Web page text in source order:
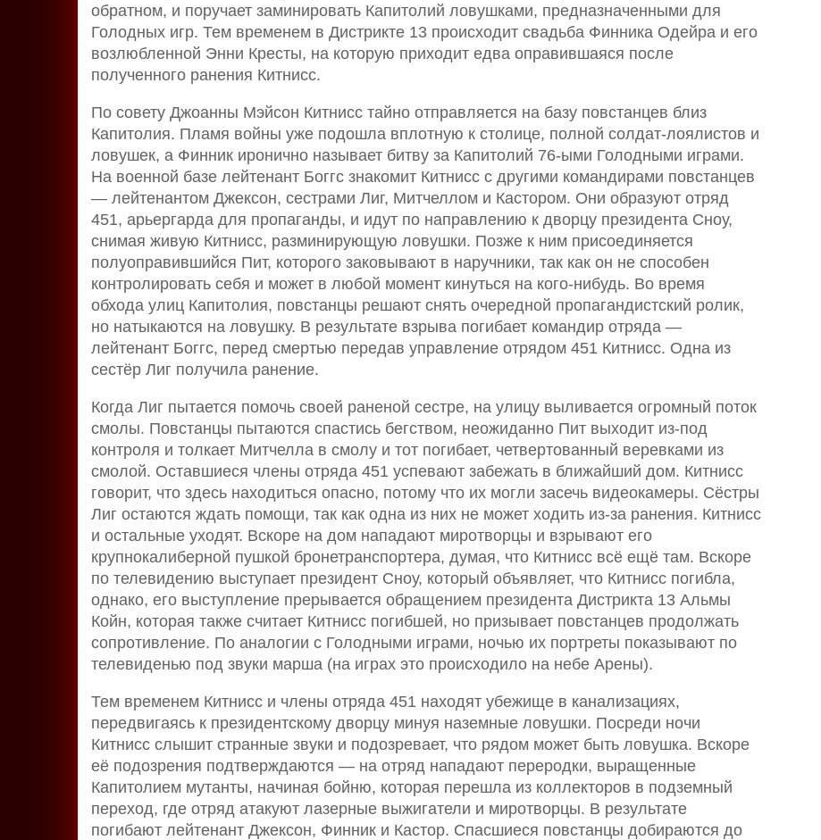
обратном, и поручает заминировать Капитолий ловушками, предназначенными для
Голодных игр. Тем временем в Дистрикте 13 происходит свадьба Финника Одейра и его
возлюбленной Энни Кресты, на которую приходит едва оправившаяся после
полученного ранения Китнисс.
По совету Джоанны Мэйсон Китнисс тайно отправляется на базу повстанцев близ
Капитолия. Пламя войны уже подошла вплотную к столице, полной солдат-лоялистов и
ловушек, а Финник иронично называет битву за Капитолий 76-ыми Голодными играми.
На военной базе лейтенант Боггс знакомит Китнисс с другими командирами повстанцев
— лейтенантом Джексон, сестрами Лиг, Митчеллом и Кастором. Они образуют отряд
451, арьергарда для пропаганды, и идут по направлению к дворцу президента Сноу,
снимая живую Китнисс, разминирующую ловушки. Позже к ним присоединяется
полуоправившийся Пит, которого заковывают в наручники, так как он не способен
контролировать себя и может в любой момент кинуться на кого-нибудь. Во время
обхода улиц Капитолия, повстанцы решают снять очередной пропагандистский ролик,
но натыкаются на ловушку. В результате взрыва погибает командир отряда —
лейтенант Боггс, перед смертью передав управление отрядом 451 Китнисс. Одна из
сестёр Лиг получила ранение.
Когда Лиг пытается помочь своей раненой сестре, на улицу выливается огромный поток
смолы. Повстанцы пытаются спастись бегством, неожиданно Пит выходит из-под
контроля и толкает Митчелла в смолу и тот погибает, четвертованный веревками из
смолой. Оставшиеся члены отряда 451 успевают забежать в ближайший дом. Китнисс
говорит, что здесь находиться опасно, потому что их могли засечь видеокамеры. Сёстры
Лиг остаются ждать помощи, так как одна из них не может ходить из-за ранения. Китнисс
и остальные уходят. Вскоре на дом нападают миротворцы и взрывают его
крупнокалиберной пушкой бронетранспортера, думая, что Китнисс всё ещё там. Вскоре
по телевидению выступает президент Сноу, который объявляет, что Китнисс погибла,
однако, его выступление прерывается обращением президента Дистрикта 13 Альмы
Койн, которая также считает Китнисс погибшей, но призывает повстанцев продолжать
сопротивление. По аналогии с Голодными играми, ночью их портреты показывают по
телевиденью под звуки марша (на играх это происходило на небе Арены).
Тем временем Китнисс и члены отряда 451 находят убежище в канализациях,
передвигаясь к президентскому дворцу минуя наземные ловушки. Посреди ночи
Китнисс слышит странные звуки и подозревает, что рядом может быть ловушка. Вскоре
её подозрения подтверждаются — на отряд нападают переродки, выращенные
Капитолием мутанты, начиная бойню, которая перешла из коллекторов в подземный
переход, где отряд атакуют лазерные выжигатели и миротворцы. В результате
погибают лейтенант Джексон, Финник и Кастор. Спасшиеся повстанцы добираются до